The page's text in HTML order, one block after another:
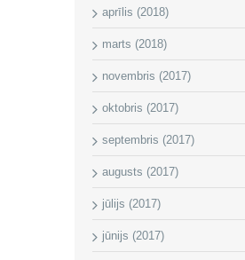
aprīlis (2018)
marts (2018)
novembris (2017)
oktobris (2017)
septembris (2017)
augusts (2017)
jūlijs (2017)
jūnijs (2017)